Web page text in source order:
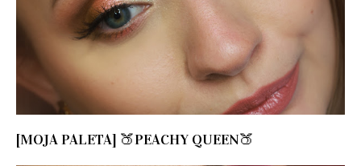
[MOJA PALETA] 🍑PEACHY QUEEN🍑